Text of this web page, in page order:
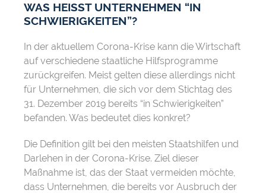
WAS HEISST UNTERNEHMEN “IN S
CHWIERIGKEITEN”?
In der aktuellem Corona-Krise kann die Wirtschaft
auf verschiedene staatliche Hilfsprogramme
zurückgreifen. Meist gelten diese allerdings nicht
für Unternehmen, die sich vor dem Stichtag des
31. Dezember 2019 bereits “in Schwierigkeiten”
befanden. Was bedeutet dies konkret?
Die Definition gilt bei den meisten Staatshilfen und
Darlehen in der Corona-Krise. Ziel dieser
Maßnahme ist, das der Staat vermeiden möchte,
dass Unternehmen, die bereits vor Ausbruch der